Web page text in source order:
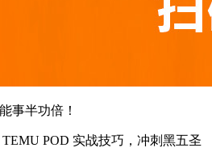
事半功倍！
POD 实战技巧，冲刺黑五圣